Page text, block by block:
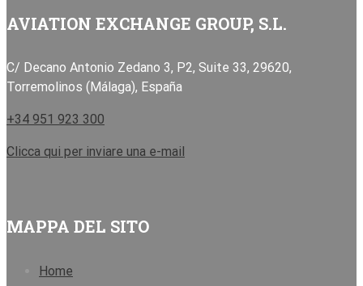
AVIATION EXCHANGE GROUP, S.L.
C/ Decano Antonio Zedano 3, P2, Suite 33, 29620,
Torremolinos (Málaga), España
+34 951 923 300
Clicca qui per inviare una e-mail
MAPPA DEL SITO
Home